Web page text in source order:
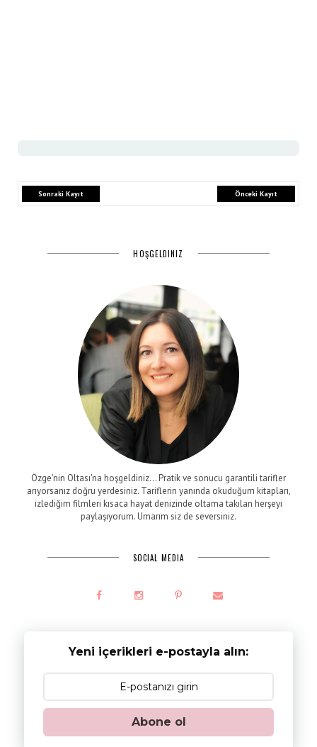
Sonraki Kayıt Önceki Kayıt
HOŞGELDINIZ
Özge'nin Oltası'na hoşgeldiniz... Pratik ve sonucu garantili tarifler
arıyorsanız doğru yerdesiniz. Tariflerin yanında okuduğum kitapları,
izlediğim filmleri kısaca hayat denizinde oltama takılan herşeyi
paylaşıyorum. Umarım siz de seversiniz.
SOCIAL MEDIA
Yeni içerikleri e-postayla alın:
Abone ol